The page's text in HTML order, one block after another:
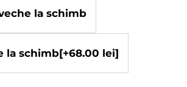
la schimb
la schimb[+68.00 lei]